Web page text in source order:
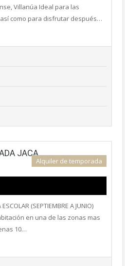
Villanúa Ideal para las
como para disfrutar después…
JACA
Alquiler de temporada
(SEPTIEMBRE A JUNIO)
en una de las zonas mas
10…